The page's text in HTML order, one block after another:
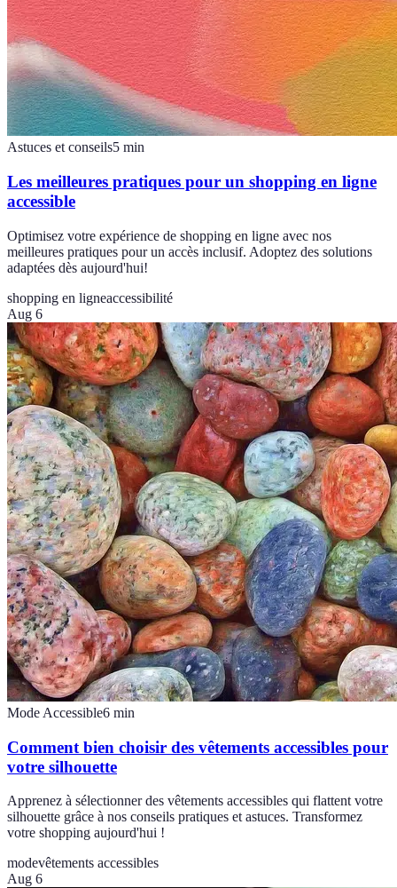
Astuces et conseils5 min
Les meilleures pratiques pour un shopping en ligne
accessible
Optimisez votre expérience de shopping en ligne avec nos
meilleures pratiques pour un accès inclusif. Adoptez des solutions
adaptées dès aujourd'hui!
shopping en ligneaccessibilité
Aug 6
Mode Accessible6 min
Comment bien choisir des vêtements accessibles pour
votre silhouette
Apprenez à sélectionner des vêtements accessibles qui flattent votre
silhouette grâce à nos conseils pratiques et astuces. Transformez
votre shopping aujourd'hui !
modevêtements accessibles
Aug 6